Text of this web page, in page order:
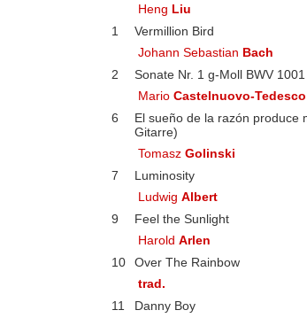
Heng Liu
1
Vermillion Bird
Johann Sebastian Bach
2
Sonate Nr. 1 g-Moll BWV
MarioCastelnuovo-Tedesco
6
El sueño de la razón produce
Gitarre)
TomaszGolinski
7
Luminosity
LudwigAlbert
9
Feel the Sunlight
HaroldArlen
10
Over The Rainbow
trad.
11
Danny Boy